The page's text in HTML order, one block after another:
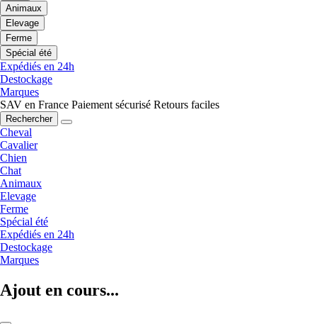
Animaux
Elevage
Ferme
Spécial été
Expédiés en 24h
Destockage
Marques
SAV en France Paiement sécurisé Retours faciles
Rechercher
Cheval
Cavalier
Chien
Chat
Animaux
Elevage
Ferme
Spécial été
Expédiés en 24h
Destockage
Marques
Ajout en cours...